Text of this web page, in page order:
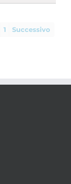
1 Successivo